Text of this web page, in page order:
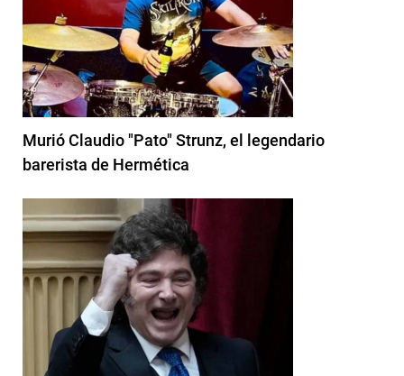
Murió Claudio "Pato" Strunz, el legendario
barerista de Hermética